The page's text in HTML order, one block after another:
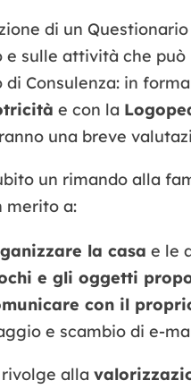
di un
e sulle attività che può
Consulenza: in
e con la
una breve
un rimando alla
merito a:
la casa e le
e gli oggetti
con il
e scambio di e-
alla